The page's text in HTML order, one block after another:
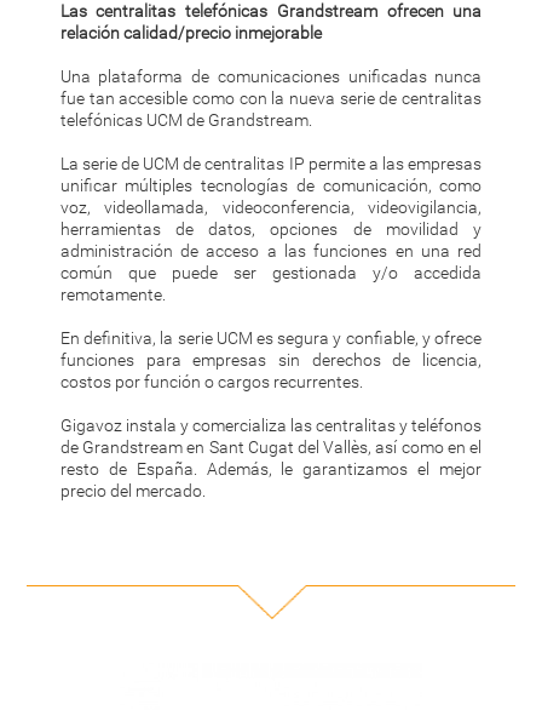
Las centralitas telefónicas Grandstream ofrecen una
relación calidad/precio inmejorable
Una plataforma de comunicaciones unificadas nunca
fue tan accesible como con la nueva serie de centralitas
telefónicas UCM de Grandstream.
La serie de UCM de centralitas IP permite a las empresas
unificar múltiples tecnologías de comunicación, como
voz, videollamada, videoconferencia, videovigilancia,
herramientas de datos, opciones de movilidad y
administración de acceso a las funciones en una red
común que puede ser gestionada y/o accedida
remotamente.
En definitiva, la serie UCM es segura y confiable, y ofrece
funciones para empresas sin derechos de licencia,
costos por función o cargos recurrentes.
Gigavoz instala y comercializa las centralitas y teléfonos
de Grandstream en Sant Cugat del Vallès, así como en el
resto de España. Además, le garantizamos el mejor
precio del mercado.